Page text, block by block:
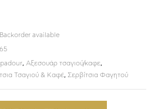
available
, Αξεσουάρ τσαγιού/καφε,
Τσαγιού & Καφέ, Σερβίτσια Φαγητού